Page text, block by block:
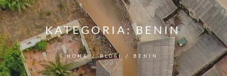
KATEGORIA:BENIN
HOME/BLOGI / BENIN